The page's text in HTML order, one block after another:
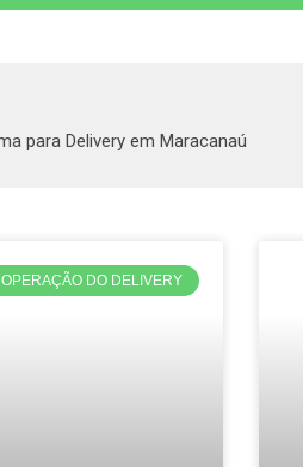
para Delivery em Maracanaú
OPERAÇÃO DO DELIVERY